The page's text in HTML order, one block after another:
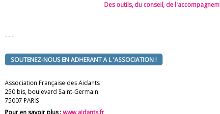
Des outils, du conseil, de
- - -
SOUTENEZ-NOUS EN ADHERANT A L 'ASSOCIATION !
Association Française des Aidants
250 bis, boulevard Saint-Germain
75007 PARIS